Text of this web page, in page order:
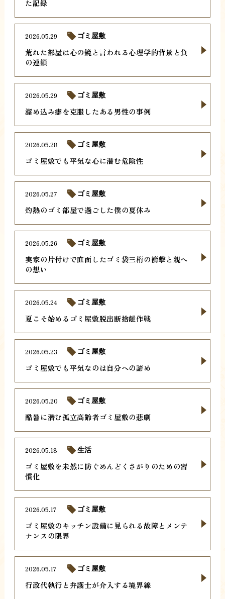
た記録
荒れた部屋は心の鏡と言われる心理学的背景と負
の連鎖
2026.05.29 ゴミ屋敷
溜め込み癖を克服したある男性の事例
2026.05.29 ゴミ屋敷
ゴミ屋敷でも平気な心に潜む危険性
2026.05.28 ゴミ屋敷
灼熱のゴミ部屋で過ごした僕の夏休み
2026.05.27 ゴミ屋敷
実家の片付けで直面したゴミ袋三桁の衝撃と親へ
の想い
2026.05.26 ゴミ屋敷
夏こそ始めるゴミ屋敷脱出断捨離作戦
2026.05.24 ゴミ屋敷
ゴミ屋敷でも平気なのは自分への諦め
2026.05.23 ゴミ屋敷
酷暑に潜む孤立高齢者ゴミ屋敷の悲劇
2026.05.20 ゴミ屋敷
ゴミ屋敷を未然に防ぐめんどくさがりのための習
慣化
2026.05.18 生活
ゴミ屋敷のキッチン設備に見られる故障とメンテ
ナンスの限界
2026.05.17 ゴミ屋敷
行政代執行と弁護士が介入する境界線
2026.05.17 ゴミ屋敷